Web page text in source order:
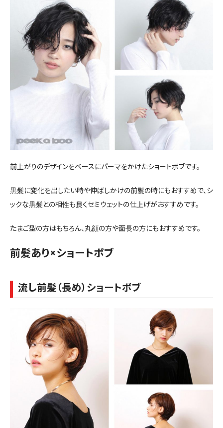
前上がりのデザインをベースにパーマをかけたショートボブです。
黒髪に変化を出したい時や伸ばしかけの前髪の時にもおすすめで、シ
ックな黒髪との相性も良くセミウェットの仕上げがおすすめです。
たまご型の方はもちろん、丸顔の方や面長の方にもおすすめです。
前髪あり×ショートボブ
流し前髪（長め）ショートボブ